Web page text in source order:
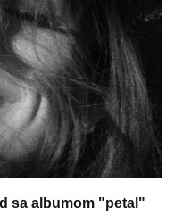
sa albumom "petal"